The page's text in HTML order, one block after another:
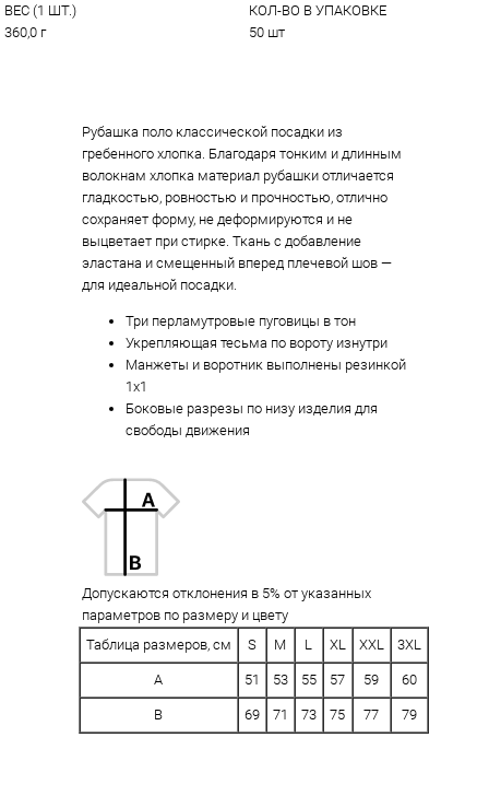
ВЕС (1 ШТ.)
360,0 г
КОЛ-ВО В УПАКОВКЕ
50 шт
Рубашка поло классической посадки из
гребенного хлопка. Благодаря тонким и длинным
волокнам хлопка материал рубашки отличается
гладкостью, ровностью и прочностью, отлично
сохраняет форму, не деформируются и не
выцветает при стирке. Ткань с добавление
эластана и смещенный вперед плечевой шов —
для идеальной посадки.
Три перламутровые пуговицы в тон
Укрепляющая тесьма по вороту изнутри
Манжеты и воротник выполнены резинкой
1x1
Боковые разрезы по низу изделия для
свободы движения
Допускаются отклонения в 5% от указанных
параметров по размеру и цвету
Таблица размеров, см
S M L XL XXL 3XL
A 51 53 55 57 59 60
B 69 71 73 75 77 79